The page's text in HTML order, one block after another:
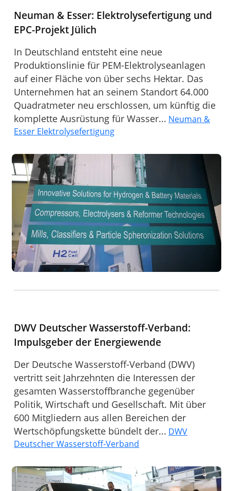
Neuman & Esser: Elektrolysefertigung und
EPC-Projekt Jülich
In Deutschland entsteht eine neue
Produktionslinie für PEM-Elektrolyseanlagen
auf einer Fläche von über sechs Hektar. Das
Unternehmen hat an seinem Standort 64.000
Quadratmeter neu erschlossen, um künftig die
komplette Ausrüstung für Wasser... Neuman &
Esser Elektrolysefertigung
DWV Deutscher Wasserstoff-Verband:
Impulsgeber der Energiewende
Der Deutsche Wasserstoff-Verband (DWV)
vertritt seit Jahrzehnten die Interessen der
gesamten Wasserstoffbranche gegenüber
Politik, Wirtschaft und Gesellschaft. Mit über
600 Mitgliedern aus allen Bereichen der
Wertschöpfungskette bündelt der... DWV
Deutscher Wasserstoff-Verband